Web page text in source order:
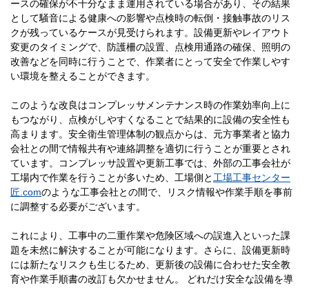
ースの確保が不十分なまま運用されている場合があり、その結果
として騒音による健康への影響や点検時の転倒・接触事故のリス
クが残っているケースが見受けられます。設備更新やレイアウト
変更のタイミングで、防護柵の設置、点検用通路の確保、照明の
改善などを同時に行うことで、作業者にとって安全で作業しやす
い環境を整えることができます。
このような改良はコンプレッサメンテナンス時の作業効率向上に
もつながり、点検がしやすくなることで結果的に設備の安全性も
高まります。安全衛生管理体制の観点からは、元方事業者と協力
会社との間で情報共有や連絡調整を適切に行うことが重要とされ
ています。コンプレッサ設置や更新工事では、外部の工事会社が
工場内で作業を行うことが多いため、工場側と工場工事センター
匠.comのような工事会社との間で、リスク情報や作業手順を事前
に調整する必要がございます。
これにより、工事中の二重作業や危険区域への誤進入といった課
題を未然に解決することが可能になります。さらに、設備更新時
には新たなリスクも生じるため、更新後の設備に合わせた安全教
育や作業手順書の改訂も欠かせません。 どれだけ安全な設備を導